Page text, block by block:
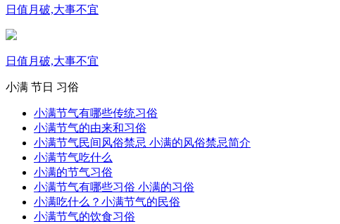
日值月破,大事不宜
日值月破,大事不宜
小满 节日 习俗
小满节气有哪些传统习俗
小满节气的由来和习俗
小满节气民间风俗禁忌 小满的风俗禁忌简介
小满节气吃什么
小满的节气习俗
小满节气有哪些习俗 小满的习俗
小满吃什么？小满节气的民俗
小满节气的饮食习俗